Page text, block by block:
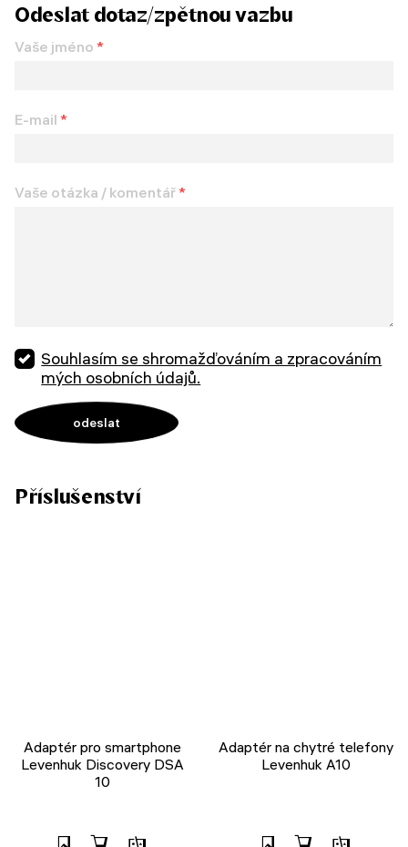
Odeslat dotaz/zpětnou vazbu
Vaše jméno *
E-mail *
Vaše otázka / komentář*
Souhlasím se shromažďováním a zpracováním
mých osobních údajů.
Příslušenství
Adaptér pro smartphone
Levenhuk Discovery DSA
10
Adaptér na chytré telefony
Levenhuk A10